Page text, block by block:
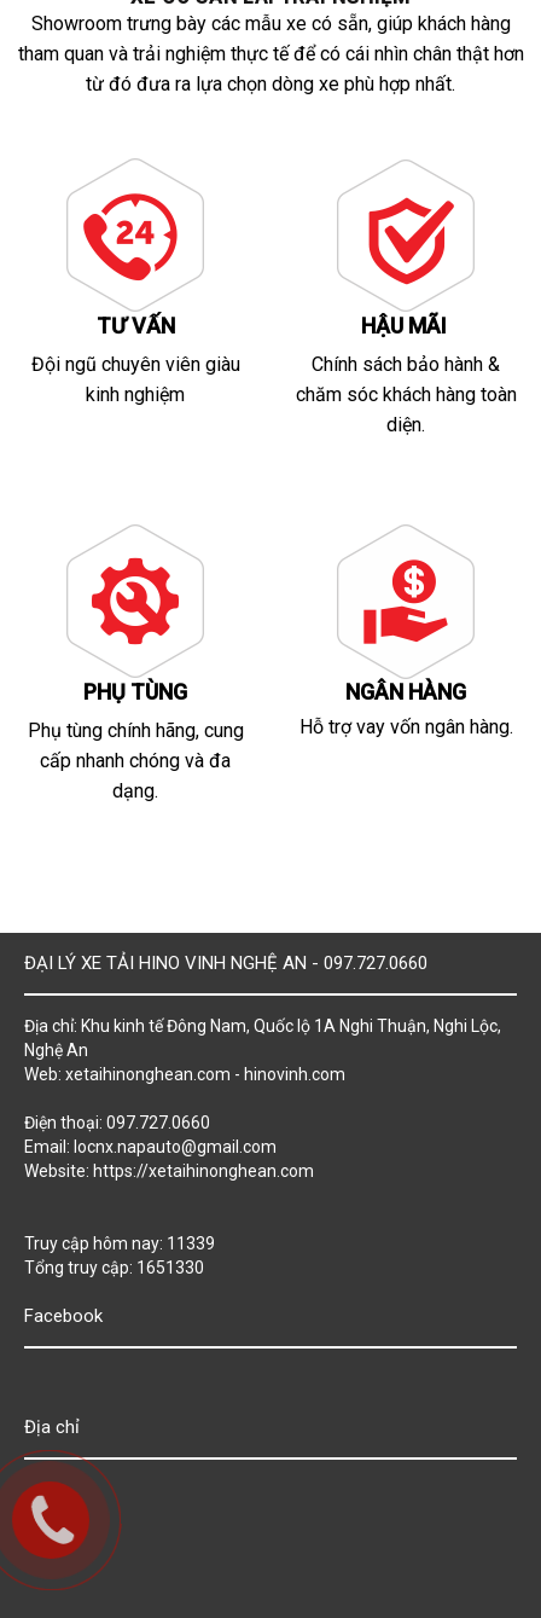
Showroom trưng bày các mẫu xe có sẵn, giúp khách hàng
tham quan và trải nghiệm thực tế để có cái nhìn chân thật hơn
từ đó đưa ra lựa chọn dòng xe phù hợp nhất.
TƯ VẤN
Đội ngũ chuyên viên giàu
kinh nghiệm
HẬU MÃI
Chính sách bảo hành &
chăm sóc khách hàng toàn
diện.
PHỤ TÙNG
Phụ tùng chính hãng, cung
cấp nhanh chóng và đa
dạng.
NGÂN HÀNG
Hỗ trợ vay vốn ngân hàng.
ĐẠI LÝ XE TẢI HINO VINH NGHỆ AN - 097.727.0660
Địa chỉ: Khu kinh tế Đông Nam, Quốc lộ 1A Nghi Thuận, Nghi Lộc,
Nghệ An
Web: xetaihinonghean.com - hinovinh.com
Điện thoại: 097.727.0660
Email: locnx.napauto@gmail.com
Website: https://xetaihinonghean.com
Truy cập hôm nay: 11339
Tổng truy cập: 1651330
Facebook
Địa chỉ